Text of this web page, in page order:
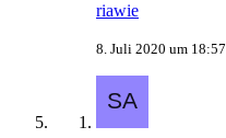
riawie
8. Juli 2020 um 18:57